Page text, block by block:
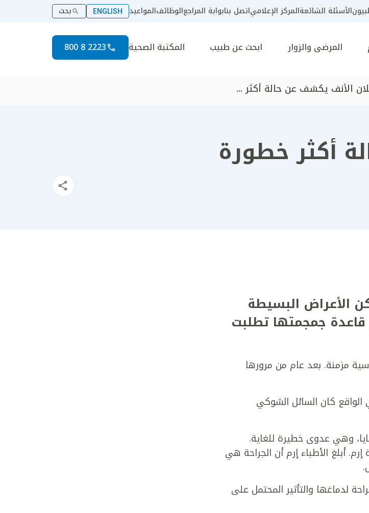
الأسئلة الشائعةالمركز الإعلامياتصل بنابوابة المراجعالوظائفالمواعيد ENGLISH بحث
المرضى والزوار ابحث عن طبيب المكتبة الصحية 2223 8 800
الأنف يكشف عن حالة أكثر ...
أكثر خطورة
الأعراض البسيطة
جمجمتها تطلبت
مزمنة. بعد عام من مرورها
كان السائل الشوكي
وهي عدوى خطيرة للغاية.
الأطباء إرم أن الجراحة هي
لدماغها والتأثير المحتمل على